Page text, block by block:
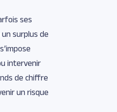
ses
surplus de
intervenir
de chiffre
un risque